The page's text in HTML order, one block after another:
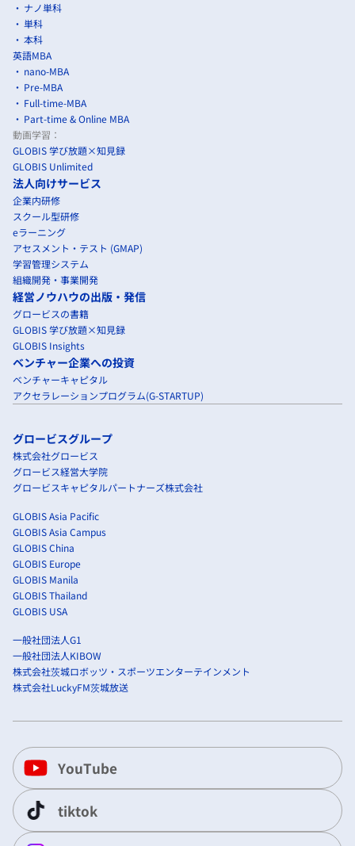
ナノ単科
単科
本科
英語MBA
nano-MBA
Pre-MBA
Full-time-MBA
Part-time & Online MBA
動画学習：
GLOBIS 学び放題×知見録
GLOBIS Unlimited
法人向けサービス
企業内研修
スクール型研修
eラーニング
アセスメント・テスト (GMAP)
学習管理システム
組織開発・事業開発
経営ノウハウの出版・発信
グロービスの書籍
GLOBIS 学び放題×知見録
GLOBIS Insights
ベンチャー企業への投資
ベンチャーキャピタル
アクセラレーションプログラム(G-STARTUP)
グロービスグループ
株式会社グロービス
グロービス経営大学院
グロービスキャピタルパートナーズ株式会社
GLOBIS Asia Pacific
GLOBIS Asia Campus
GLOBIS China
GLOBIS Europe
GLOBIS Manila
GLOBIS Thailand
GLOBIS USA
一般社団法人G1
一般社団法人KIBOW
株式会社茨城ロボッツ・スポーツエンターテインメント
株式会社LuckyFM茨城放送
YouTube
tiktok